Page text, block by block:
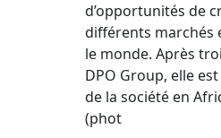
d’opportunités de
différents marchés
le monde. Après
DPO Group, elle
de la société en
(phot